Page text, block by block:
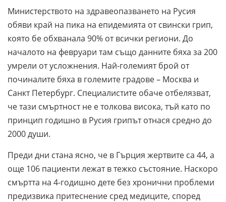
Министерството на здравеопазването на Русия
обяви край на пика на епидемията от свински грип,
която бе обхванала 90% от всички региони. До
началото на февруари там също данните бяха за 200
умрели от усложнения. Най-големият брой от
починалите бяха в големите градове – Москва и
Санкт Петербург. Специалистите обаче отбелязват,
че тази смъртност не е толкова висока, тъй като по
принцип годишно в Русия грипът отнася средно до
2000 души.
Преди дни стана ясно, че в Гърция жертвите са 44, а
още 106 пациенти лежат в тежко състояние. Наскоро
смъртта на 4-годишно дете без хронични проблеми
предизвика притеснение сред медиците, според